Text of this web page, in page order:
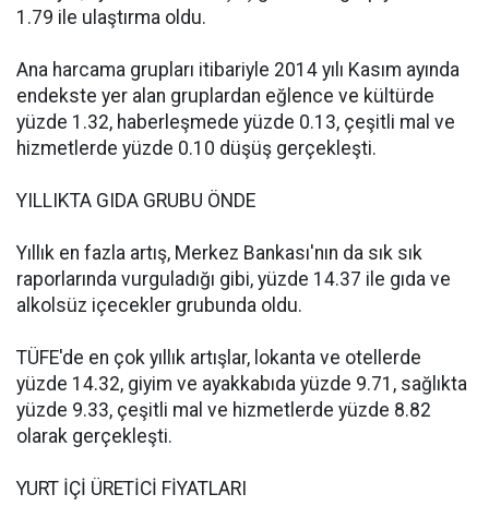
1.79 ile ulaştırma oldu.
Ana harcama grupları itibariyle 2014 yılı Kasım ayında
endekste yer alan gruplardan eğlence ve kültürde
yüzde 1.32, haberleşmede yüzde 0.13, çeşitli mal ve
hizmetlerde yüzde 0.10 düşüş gerçekleşti.
YILLIKTA GIDA GRUBU ÖNDE
Yıllık en fazla artış, Merkez Bankası'nın da sık sık
raporlarında vurguladığı gibi, yüzde 14.37 ile gıda ve
alkolsüz içecekler grubunda oldu.
TÜFE'de en çok yıllık artışlar, lokanta ve otellerde
yüzde 14.32, giyim ve ayakkabıda yüzde 9.71, sağlıkta
yüzde 9.33, çeşitli mal ve hizmetlerde yüzde 8.82
olarak gerçekleşti.
YURT İÇİ ÜRETİCİ FİYATLARI